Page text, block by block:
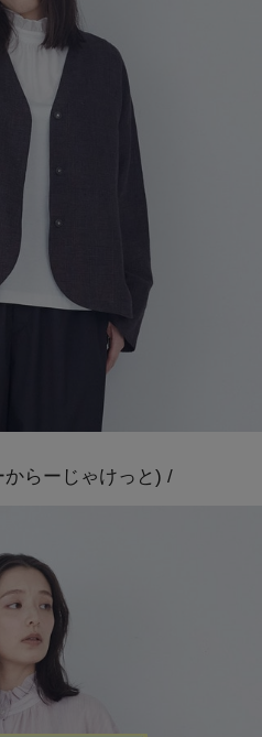
からーじゃけっと) /